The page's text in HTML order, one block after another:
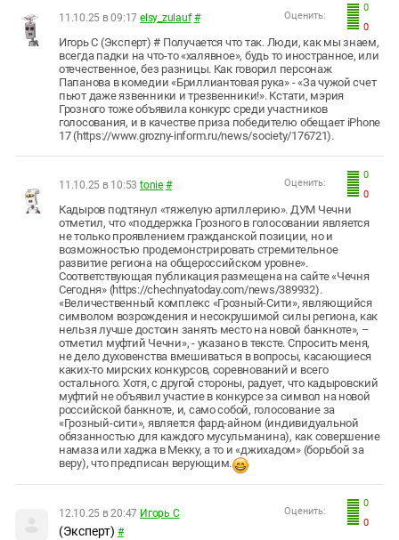
0
0
Оценить:
11.10.25 в 09:17 elsy_zulauf #
Игорь С (Эксперт) # Получается что так. Люди, как мы знаем,
всегда падки на что-то «халявное», будь то иностранное, или
отечественное, без разницы. Как говорил персонаж
Папанова в комедии «Бриллиантовая рука» - «За чужой счет
пьют даже язвенники и трезвенники!». Кстати, мэрия
Грозного тоже объявила конкурс среди участников
голосования, и в качестве приза победителю обещает iPhone
17 (https://www.grozny-inform.ru/news/society/176721).
0
0
Оценить:
11.10.25 в 10:53 tonie #
Кадыров подтянул «тяжелую артиллерию». ДУМ Чечни
отметил, что «поддержка Грозного в голосовании является
не только проявлением гражданской позиции, но и
возможностью продемонстрировать стремительное
развитие региона на общероссийском уровне».
Соответствующая публикация размещена на сайте «Чечня
Сегодня» (https://chechnyatoday.com/news/389932).
«Величественный комплекс «Грозный-Сити», являющийся
символом возрождения и несокрушимой силы региона, как
нельзя лучше достоин занять место на новой банкноте», –
отметил муфтий Чечни», - указано в тексте. Спросить меня,
не дело духовенства вмешиваться в вопросы, касающиеся
каких-то мирских конкурсов, соревнований и всего
остального. Хотя, с другой стороны, радует, что кадыровский
муфтий не объявил участие в конкурсе за символ на новой
российской банкноте, и, само собой, голосование за
«Грозный-сити», является фард-айном (индивидуальной
обязанностью для каждого мусульманина), как совершение
намаза или хаджа в Мекку, а то и «джихадом» (борьбой за
веру), что предписан верующим.
0
0
Оценить:
12.10.25 в 20:47 Игорь С
(Эксперт) #